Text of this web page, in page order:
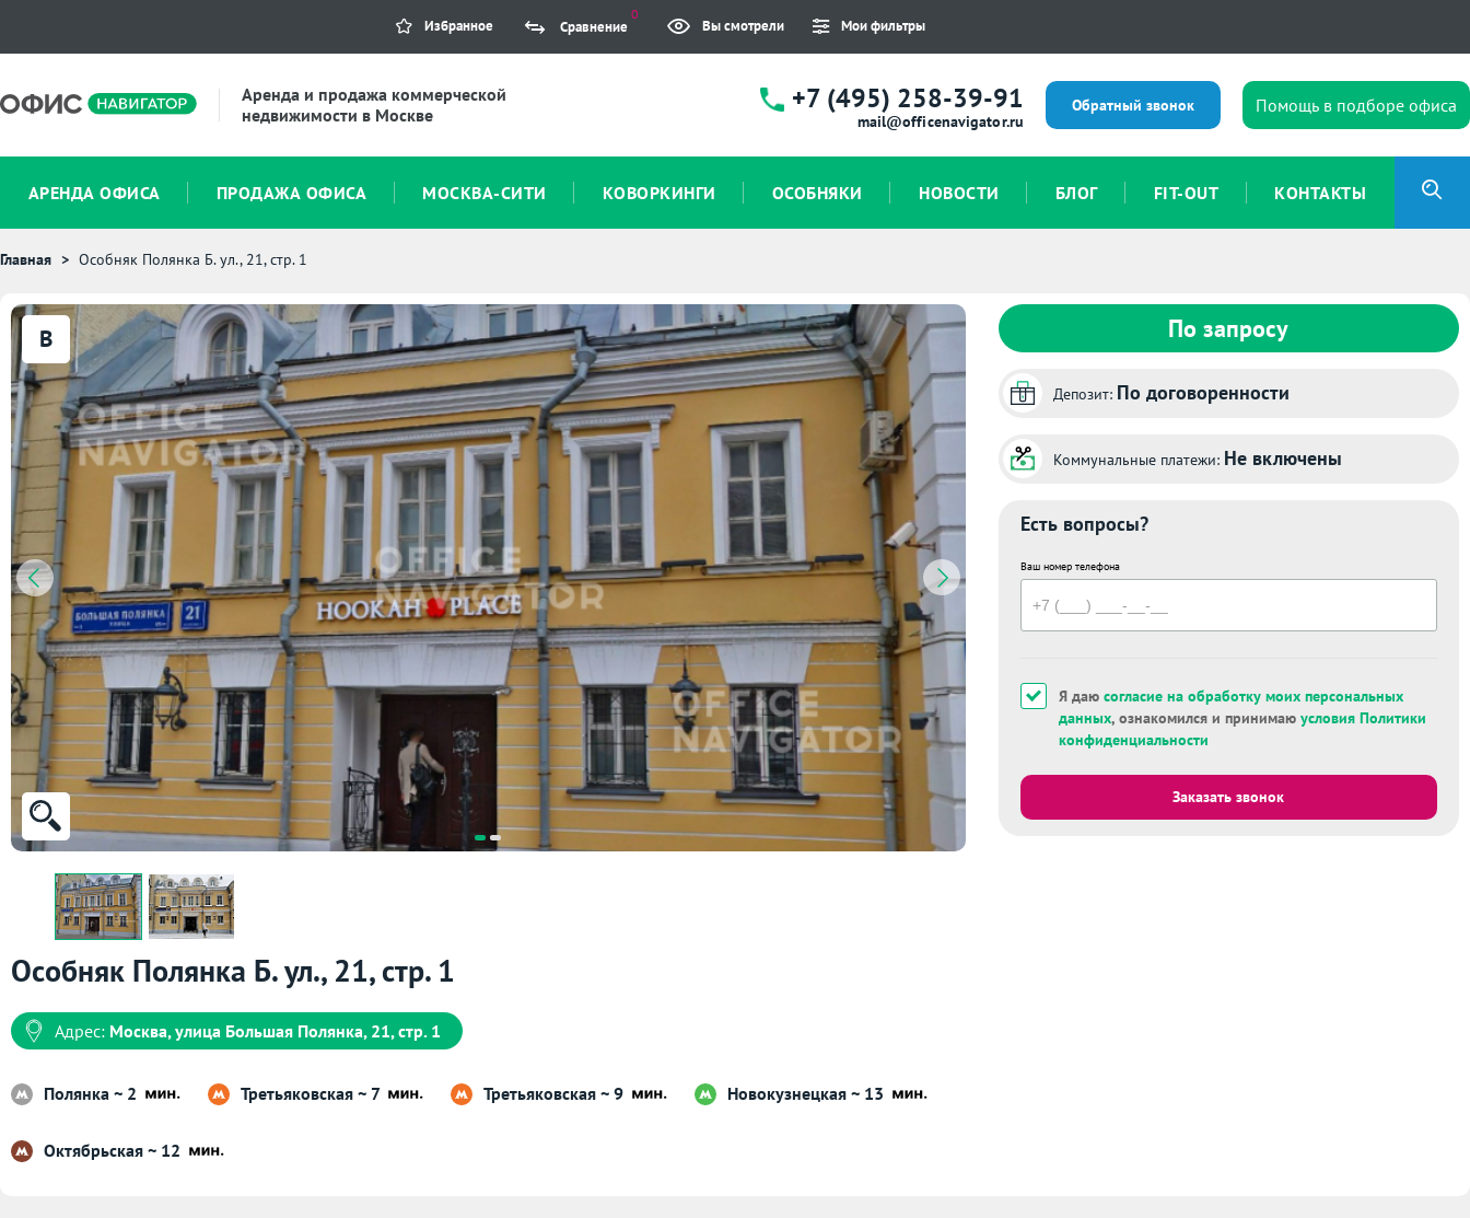
Избранное Сравнение
0
Вы смотрели Мои фильтры
Аренда и продажа коммерческой
недвижимости в Москве
+7 (495) 258-39-91
mail@officenavigator.ru
Обратный звонок Помощь в подборе офиса
АРЕНДА ОФИСА ПРОДАЖА ОФИСА МОСКВА-СИТИ КОВОРКИНГИ ОСОБНЯКИ НОВОСТИ БЛОГ FIT-OUT КОНТАКТЫ
Главная Особняк Полянка Б. ул., 21, стр. 1
B
Особняк Полянка Б. ул., 21, стр. 1
Адрес: Москва, улица Большая Полянка, 21, стр. 1
Полянка ~ 2 Третьяковская ~ 7 Третьяковская ~ 9 Новокузнецкая ~ 13
Октябрьская ~ 12
По запросу
Депозит: По договоренности
Коммунальные платежи: Не включены
Есть вопросы?
Ваш номер телефона
Я даю согласие на обработку моих персональных
данных, ознакомился и принимаю условия Политики
конфиденциальности
Заказать звонок